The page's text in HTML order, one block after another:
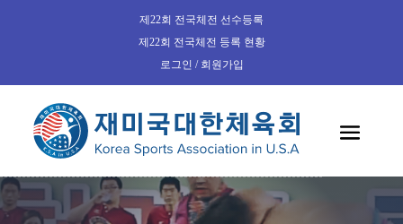
제22회 전국체전 선수등록
제22회 전국체전 등록 현황
로그인 / 회원가입